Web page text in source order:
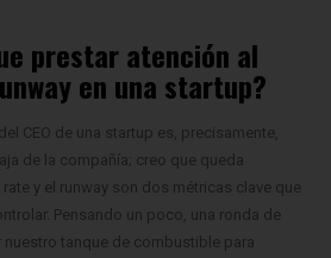
prestar atención al
en una startup?
CEO de una startup es, precisamente,
de la compañía; creo que queda
y el runway son dos métricas clave que
Pensando un poco, una ronda de
nuestro tanque de combustible para